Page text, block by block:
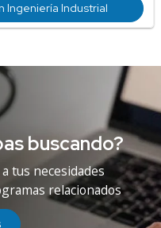
Ingeniería Industrial
buscando?
tus necesidades
relacionados